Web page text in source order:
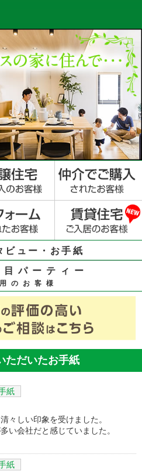
ビュー・お手紙
パーティー
のお客様
ただいたお手紙
紙
々しい印象を受けました。
い会社だと感じていました。
紙